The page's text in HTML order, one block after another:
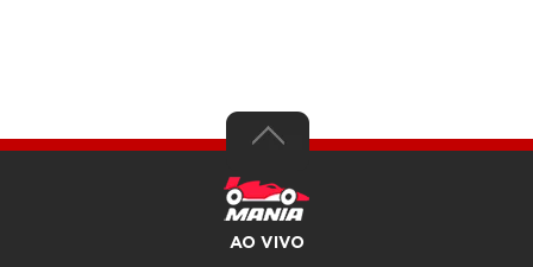
AO VIVO